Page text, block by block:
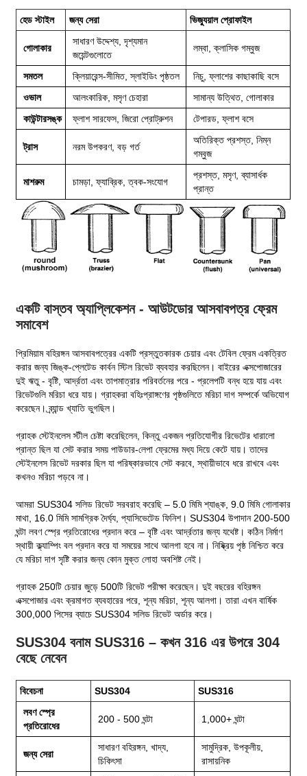
হেড স্টাইল জন্য সেরা ভিজ্যুয়াল প্রোফাইল
গোলাকার
সাধারণ উদ্দেশ্য, দৃশ্যমান
জয়েন্টগুলোতে
লম্বা, ক্লাসিক গম্বুজ
সমতল ক্লিয়ারেন্স-সীমিত, স্লাইডিং পৃষ্ঠতল
নিচু, ফ্লাশের কাছাকাছি বসে
ওভাল
আলংকারিক, মসৃণ চেহারা
সামান্য উত্থিত, গোলাকার
কাউন্টারসঙ্ক
ফ্লাশ সারফেস, জিরো প্রোট্রুশন টেপারড, ফ্লাশ বসে
ট্রাস নরম উপকরণ, বড় গর্ত
অতিরিক্ত প্রশস্ত, নিম্ন
গম্বুজ
মাশরুম চামড়া, ফ্যাব্রিক, ত্বক-সংযোগ
প্রশস্ত, মসৃণ, ব্যাসার্ধক
প্রান্ত
একটি বাস্তব অ্যাপ্লিকেশন - আউটডোর আসবাবপত্র ফ্রেম
সমাবেশ
প্রিমিয়াম বহিরঙ্গন আসবাবপত্রের একটি প্রস্তুতকারক চেয়ার এবং টেবিল ফ্রেম একত্রিত
করার জন্য জিঙ্ক-প্লেটেড কার্বন স্টিল রিভেট ব্যবহার করছিলেন। বাইরের এক্সপোজারের
দুই ঋতু - বৃষ্টি, আর্দ্রতা এবং তাপমাত্রার পরিবর্তনের পরে - প্রলেপটি বন্ধ হয়ে যায় এবং
রিভেটগুলি মরিচা ধরে যায়। গ্রাহকরা বহিঃপ্রাঙ্গণের পৃষ্ঠগুলিতে মরিচা দাগ সম্পর্কে অভিযোগ
করেছেন। ব্র্যান্ড খ্যাতি ভুগছিল।
গ্রাহক স্টেইনলেস স্টীল চেষ্টা করেছিলেন, কিন্তু একজন প্রতিযোগীর রিভেটের ধারালো
প্রান্ত ছিল যা সেট করার সময় পাউডার-লেপা ফ্রেমের মধ্য দিয়ে কেটে যায়। তাদের
স্টেইনলেস রিভেট দরকার ছিল যা পরিষ্কারভাবে সেট করবে, স্থায়ীভাবে ধরে রাখবে এবং
কখনও মরিচা পড়বে না।
আমরা SUS304 সলিড রিভেট সরবরাহ করেছি – 5.0 মিমি শ্যাঙ্ক, 9.0 মিমি গোলাকার
মাথা, 16.0 মিমি সামগ্রিক দৈর্ঘ্য, প্যাসিভেটেড ফিনিশ। SUS304 উপাদান 200-500
ঘন্টা লবণ স্প্রে প্রতিরোধের প্রদান করে – বৃষ্টি এবং আর্দ্রতার জন্য যথেষ্ট। কঠিন নির্মাণ
স্থায়ী ক্ল্যাম্পিং বল প্রদান করে যা সময়ের সাথে আলগা হবে না। নিষ্ক্রিয় পৃষ্ঠ নিশ্চিত করে
যে মরিচা দাগ সৃষ্টি করার জন্য কোন মুক্ত লোহা অবশিষ্ট নেই।
গ্রাহক 250টি চেয়ার জুড়ে 500টি রিভেট পরীক্ষা করেছেন। দুই বছরের বহিরঙ্গন
এক্সপোজার এবং ক্রমাগত ব্যবহারের পরে, শূন্য মরিচা, শূন্য আলগা। তারা এখন বার্ষিক
300,000 পিসের ব্যাচে SUS304 সলিড রিভেট অর্ডার করে।
SUS304 বনাম SUS316 – কখন 316 এর উপরে 304
বেছে নেবেন
বিবেচনা SUS304
SUS316
লবণ স্প্রে
প্রতিরোধের
200 - 500 ঘন্টা 1,000+ ঘন্টা
জন্য সেরা
সাধারণ বহিরঙ্গন, খাদ্য,
চিকিৎসা
সামুদ্রিক, উপকূলীয়,
রাসায়নিক